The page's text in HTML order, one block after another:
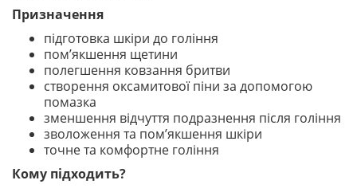
Призначення
підготовка шкіри до гоління
пом’якшення щетини
полегшення ковзання бритви
створення оксамитової піни за допомогою
помазка
зменшення відчуття подразнення після гоління
зволоження та пом’якшення шкіри
точне та комфортне гоління
Кому підходить?